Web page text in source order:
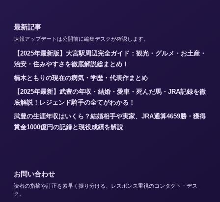
最新記事
速報アップデートは公開前に編集デスクが確認します。
【2025年最新版】大宮駅周辺完全ガイド：観光・グルメ・お土産・
治安・住みやすさを徹底解説総まとめ！
楠木ともりの現在の病気・学歴・代表作まとめ
【2025年最新】武豊の年収・結婚・愛車・死んだ馬・JRA記録を徹
底解説！レジェンド騎手の全てがわかる！
武豊の生涯年収はいくら？結婚相手や実家、JRA通算4659勝・獲得
賞金1000億円の記録と現役成績を解説
お問い合わせ
読者の指摘や訂正を素早く振り分ける、レスポンス重視のコンタクト・デス
ク。